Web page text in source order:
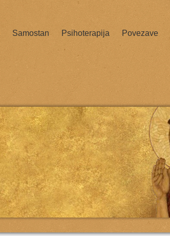
Samostan Psihoterapija Povezave